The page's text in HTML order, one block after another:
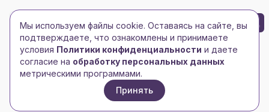
Toggle navigation
Toggle navigation
БРЕНД-ЛОГО 0
Главная/xindao /
Толстовка Iqoniq Talung из переработанного
полиэстера AWARE™, унисекс, 240 г/м²
Мы используем файлы cookie. Оставаясь на сайте, вы
подтверждаете, что ознакомлены и принимаете
условия Политики конфиденциальности и даете
согласие на обработку персональных данных
метрическими программами.
Принять